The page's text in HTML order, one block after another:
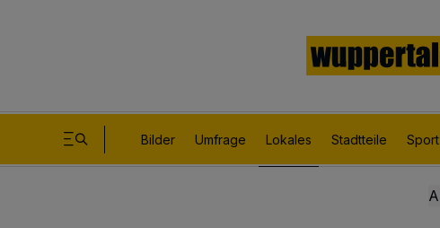
Bilder Umfrage Lokales Stadtteile Sport